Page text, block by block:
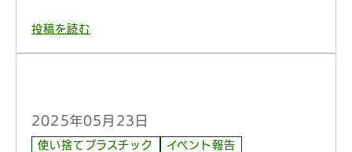
投稿を読む
2025年05月23日
使い捨てプラスチック
イベント報告